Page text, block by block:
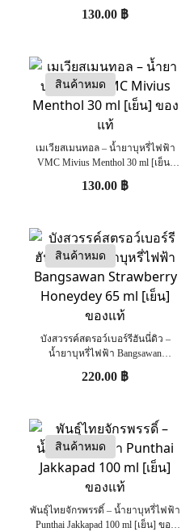
130.00 ฿
สินค้าหมด
เมเวียสเมนทอล – น้ำยาบุหรี่ไฟฟ้า
VMC Mivius Menthol 30 ml [เย็น]
130.00 ฿
สินค้าหมด
บังสวรรค์สตรอว์เบอร์รีฮันนี่่ดิว –
น้ำยาบุหรี่ไฟฟ้า Bangsawan
Strawberry Honeydey 65 ml [เย็น]
ของแท้
220.00 ฿
สินค้าหมด
พันธุ์ไทยจักรพรรดิ์ – น้ำยาบุหรี่ไฟฟ้า
Punthai Jakkapad 100 ml [เย็น] ของ